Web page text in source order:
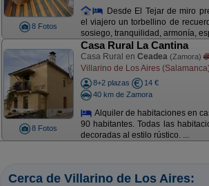
8 Fotos
Desde El Tejar de miro
el viajero un torbellino de
sosiego, tranquilidad, armonía,
8 Fotos
Casa Rural La Cantina
Casa Rural en Ceadea (Zamora)
Villarino de Los Aires (Salamanca)
8+2 plazas
14 €
40 km de Zamora
Alquiler de habitaciones en
90 habitantes. Todas las
decoradas al estilo rústico. ...
Cerca de Villarino de Los Aires: